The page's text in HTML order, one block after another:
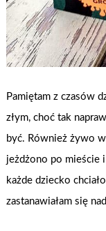
Pamiętam z czasów
złym, choć tak
być. Również żywo
jeżdżono po mieście
każde dziecko
zastanawiałam się